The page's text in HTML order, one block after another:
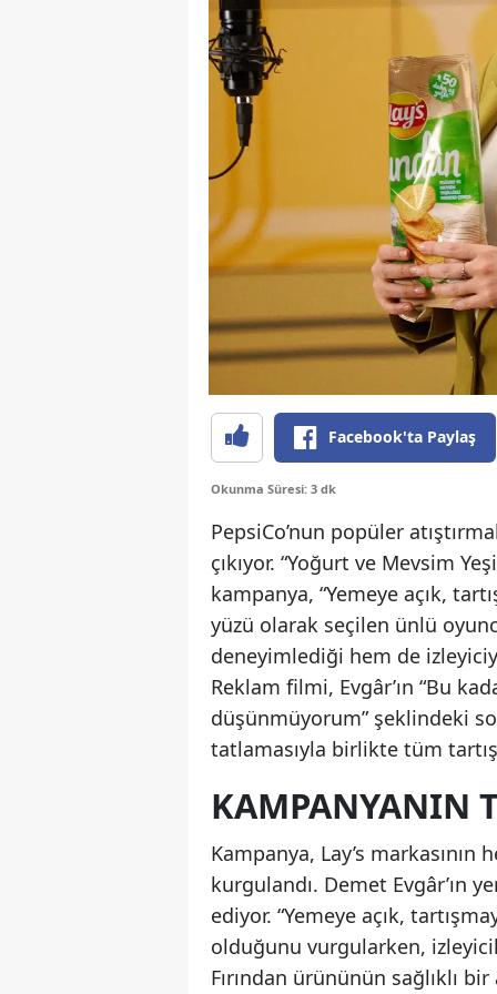
Facebook'ta Paylaş
Okunma Süresi: 3 dk
PepsiCo’nun popüler
çıkıyor. “Yoğurt ve Mevsim
kampanya, “Yemeye açık,
yüzü olarak seçilen ünlü
deneyimlediği hem de
Reklam filmi, Evgâr’ın “Bu
düşünmüyorum” şeklindeki
tatlamasıyla birlikte tüm
KAMPANYANIN
Kampanya, Lay’s
kurgulandı. Demet Evgâr’ın
ediyor. “Yemeye açık,
olduğunu vurgularken,
Fırından ürününün sağlıklı